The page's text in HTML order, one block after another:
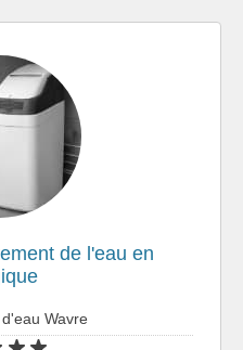
de l'eau en
Wavre